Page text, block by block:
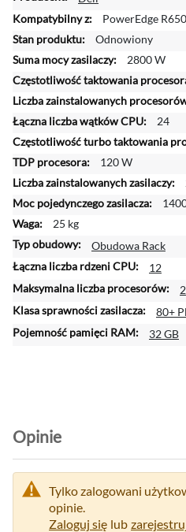
i
c
e
j
i
f
o
r
m
c
j
i
PowerEdge
Odnowiony
2800 W
24
120 W
25 kg
Obudowa Rack
12
2
80+
32 GB
Opinie
Tylko zalogowani
opinie.
Zaloguj się lub